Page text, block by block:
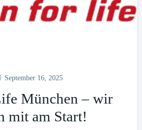
September 16, 2025
München – wir
mit am Start!